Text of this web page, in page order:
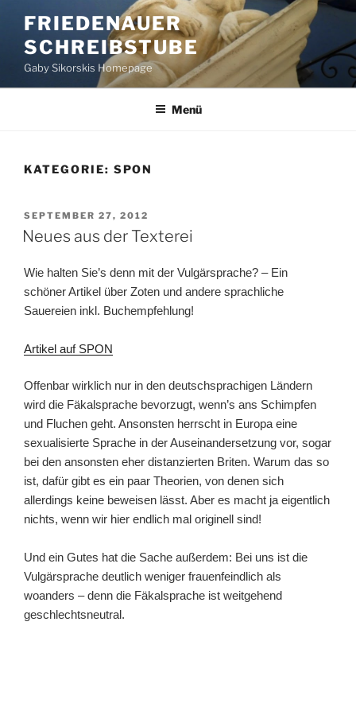
Inhalt
springen
FRIEDENAUER
SCHREIBSTUBE
Gaby Sikorskis Homepage
Menü
KATEGORIE: SPON
VERÖFFENTLICHT
AM
SEPTEMBER 27, 2012
Neues aus der Texterei
Wie halten Sie’s denn mit der Vulgärsprache? – Ein
schöner Artikel über Zoten und andere sprachliche
Sauereien inkl. Buchempfehlung!
Artikel auf SPON
Offenbar wirklich nur in den deutschsprachigen Ländern
wird die Fäkalsprache bevorzugt, wenn’s ans Schimpfen
und Fluchen geht. Ansonsten herrscht in Europa eine
sexualisierte Sprache in der Auseinandersetzung vor, sogar
bei den ansonsten eher distanzierten Briten. Warum das so
ist, dafür gibt es ein paar Theorien, von denen sich
allerdings keine beweisen lässt. Aber es macht ja eigentlich
nichts, wenn wir hier endlich mal originell sind!
Und ein Gutes hat die Sache außerdem: Bei uns ist die
Vulgärsprache deutlich weniger frauenfeindlich als
woanders – denn die Fäkalsprache ist weitgehend
geschlechtsneutral.